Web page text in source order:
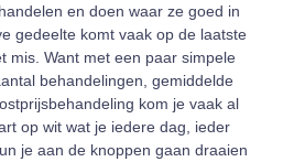
en doen waar ze goed in
gedeelte komt vaak op de laatste
mis. Want met een paar simpele
behandelingen, gemiddelde
kom je vaak al
op wit wat je iedere dag, ieder
je aan de knoppen gaan draaien